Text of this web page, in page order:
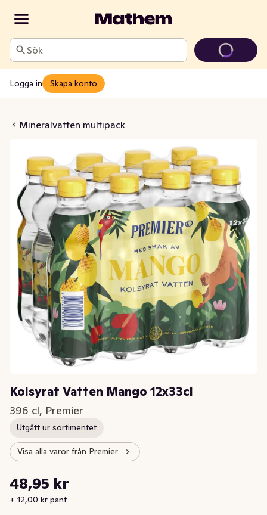
Sök
Logga in Skapa konto
Mineralvatten multipack
Mango 12x33cl
Kolsyrat Vatten Mango 12x33cl
396 cl, Premier
Utgått ur sortimentet
Visa alla varor från Premier
Nuvarande pris är: 48,95 kr
48,95 kr
+ 12,00 kr pant
Styckpris: 12,36 kr /l